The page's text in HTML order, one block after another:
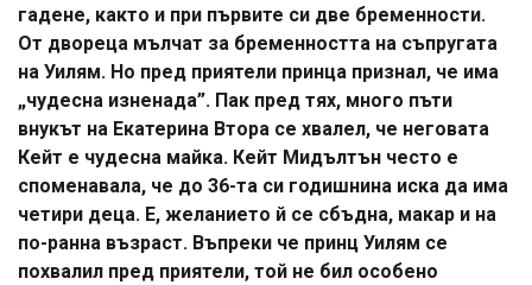
гадене, както и при първите си две бременности.
От двореца мълчат за бременността на съпругата
на Уилям. Но пред приятели принца признал, че има
„чудесна изненада”. Пак пред тях, много пъти
внукът на Екатерина Втора се хвалел, че неговата
Кейт е чудесна майка. Кейт Мидълтън често е
споменавала, че до 36-та си годишнина иска да има
четири деца. Е, желанието й се сбъдна, макар и на
по-ранна възраст. Въпреки че принц Уилям се
похвалил пред приятели, той не бил особено